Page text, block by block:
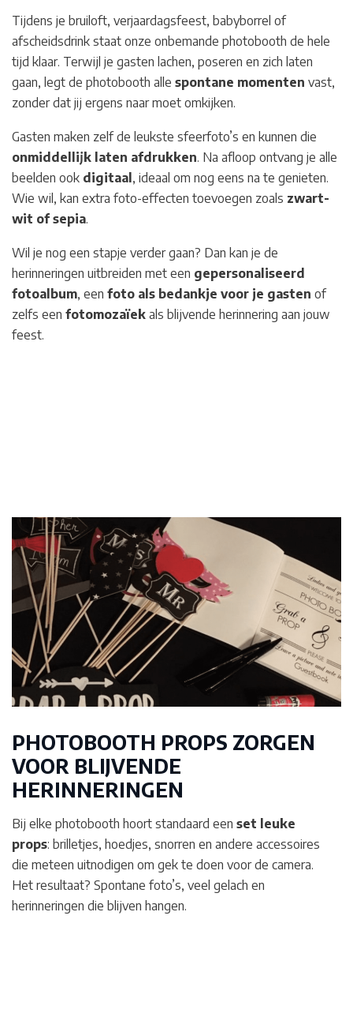
Tijdens je bruiloft, verjaardagsfeest, babyborrel of
afscheidsdrink staat onze onbemande photobooth de hele
tijd klaar. Terwijl je gasten lachen, poseren en zich laten
gaan, legt de photobooth alle spontane momenten vast,
zonder dat jij ergens naar moet omkijken.
Gasten maken zelf de leukste sfeerfoto’s en kunnen die
onmiddellijk laten afdrukken. Na afloop ontvang je alle
beelden ook digitaal, ideaal om nog eens na te genieten.
Wie wil, kan extra foto-effecten toevoegen zoals zwart-
wit of sepia.
Wil je nog een stapje verder gaan? Dan kan je de
herinneringen uitbreiden met een gepersonaliseerd
fotoalbum, een foto als bedankje voor je gasten of
zelfs een fotomozaïek als blijvende herinnering aan jouw
feest.
PHOTOBOOTH PROPS ZORGEN
VOOR BLIJVENDE
HERINNERINGEN
Bij elke photobooth hoort standaard een set leuke
props: brilletjes, hoedjes, snorren en andere accessoires
die meteen uitnodigen om gek te doen voor de camera.
Het resultaat? Spontane foto’s, veel gelach en
herinneringen die blijven hangen.